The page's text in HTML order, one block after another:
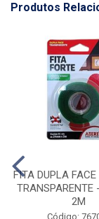
Produtos
FITA DUPLA
TRANSPARENTE
2M
Código: